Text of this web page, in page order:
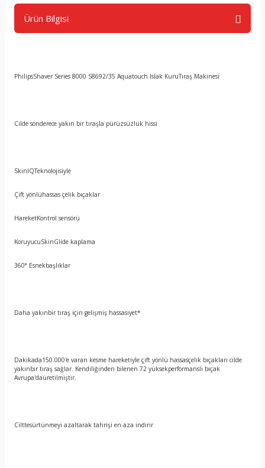
Ürün Bilgisi
PhilipsShaver Series 8000 S8692/35 Aquatouch Islak KuruTıraş Makinesi
Cilde sonderece yakın bir tıraşla pürüzsüzlük hissi
SkinIQTeknolojisiyle
Çift yönlühassas çelik bıçaklar
HareketKontrol sensörü
KoruyucuSkinGlide kaplama
360° Esnekbaşlıklar
Daha yakınbir tıraş için gelişmiş hassasiyet*
Dakikada150.000'e varan kesme hareketiyle çift yönlü hassasçelik bıçakları cilde
yakınbir tıraş sağlar. Kendiliğinden bilenen 72 yüksekperformanslı bıçak
Avrupa'daüretilmiştir.
Cilttesürtünmeyi azaltarak tahrişi en aza indirir